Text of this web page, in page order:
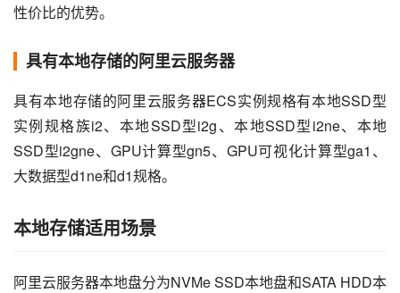
性价比的优势。
具有本地存储的阿里云服务器
具有本地存储的阿里云服务器ECS实例规格有本地SSD型
实例规格族i2、本地SSD型i2g、本地SSD型i2ne、本地
SSD型i2gne、GPU计算型gn5、GPU可视化计算型ga1、
大数据型d1ne和d1规格。
本地存储适用场景
阿里云服务器本地盘分为NVMe SSD本地盘和SATA HDD本